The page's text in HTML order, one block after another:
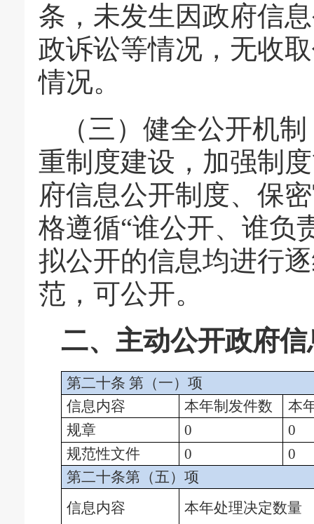
条，未发生因政府信
政诉讼等情况，无收
情况。
（三）健全公开机
重制度建设，加强制
府信息公开制度、保
格遵循“谁公开、谁负
拟公开的信息均进行
范，可公开。
二、主动公开政府
第二十条 第（一）项
信息内容
本年制发件数
本
规章
0
0
规范性文件
0
0
第二十条第（五）项
信息内容
本年处理决定数量